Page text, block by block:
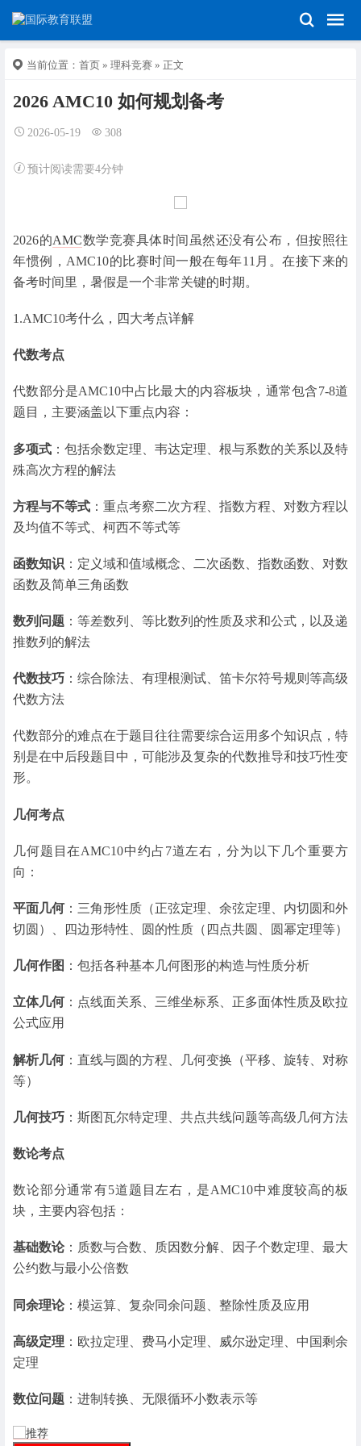
当前位置： 首页 » 理科竞赛 » 正文
2026 AMC10 如何规划备考
2026-05-19 308
预计阅读需要4分钟
2026的AMC数学竞赛具体时间虽然还没有公布，但按照往
年惯例，AMC10的比赛时间一般在每年11月。在接下来的
备考时间里，暑假是一个非常关键的时期。
1.AMC10考什么，四大考点详解
代数考点
代数部分是AMC10中占比最大的内容板块，通常包含7-8道
题目，主要涵盖以下重点内容：
多项式 ：包括余数定理、韦达定理、根与系数的关系以及特
殊高次方程的解法
方程与不等式 ：重点考察二次方程、指数方程、对数方程以
及均值不等式、柯西不等式等
函数知识 ：定义域和值域概念、二次函数、指数函数、对数
函数及简单三角函数
数列问题 ：等差数列、等比数列的性质及求和公式，以及递
推数列的解法
代数技巧 ：综合除法、有理根测试、笛卡尔符号规则等高级
代数方法
代数部分的难点在于题目往往需要综合运用多个知识点，特
别是在中后段题目中，可能涉及复杂的代数推导和技巧性变
形。
几何考点
几何题目在AMC10中约占7道左右，分为以下几个重要方
向：
平面几何 ：三角形性质（正弦定理、余弦定理、内切圆和外
切圆）、四边形特性、圆的性质（四点共圆、圆幂定理等）
几何作图 ：包括各种基本几何图形的构造与性质分析
立体几何 ：点线面关系、三维坐标系、正多面体性质及欧拉
公式应用
解析几何 ：直线与圆的方程、几何变换（平移、旋转、对称
等）
几何技巧 ：斯图瓦尔特定理、共点共线问题等高级几何方法
数论考点
数论部分通常有5道题目左右，是AMC10中难度较高的板
块，主要内容包括：
基础数论：质数与合数、质因数分解、因子个数定理、最大
公约数与最小公倍数
同余理论：模运算、复杂同余问题、整除性质及应用
高级定理 ：欧拉定理、费马小定理、威尔逊定理、中国剩余
定理
数位问题 ：进制转换、无限循环小数表示等